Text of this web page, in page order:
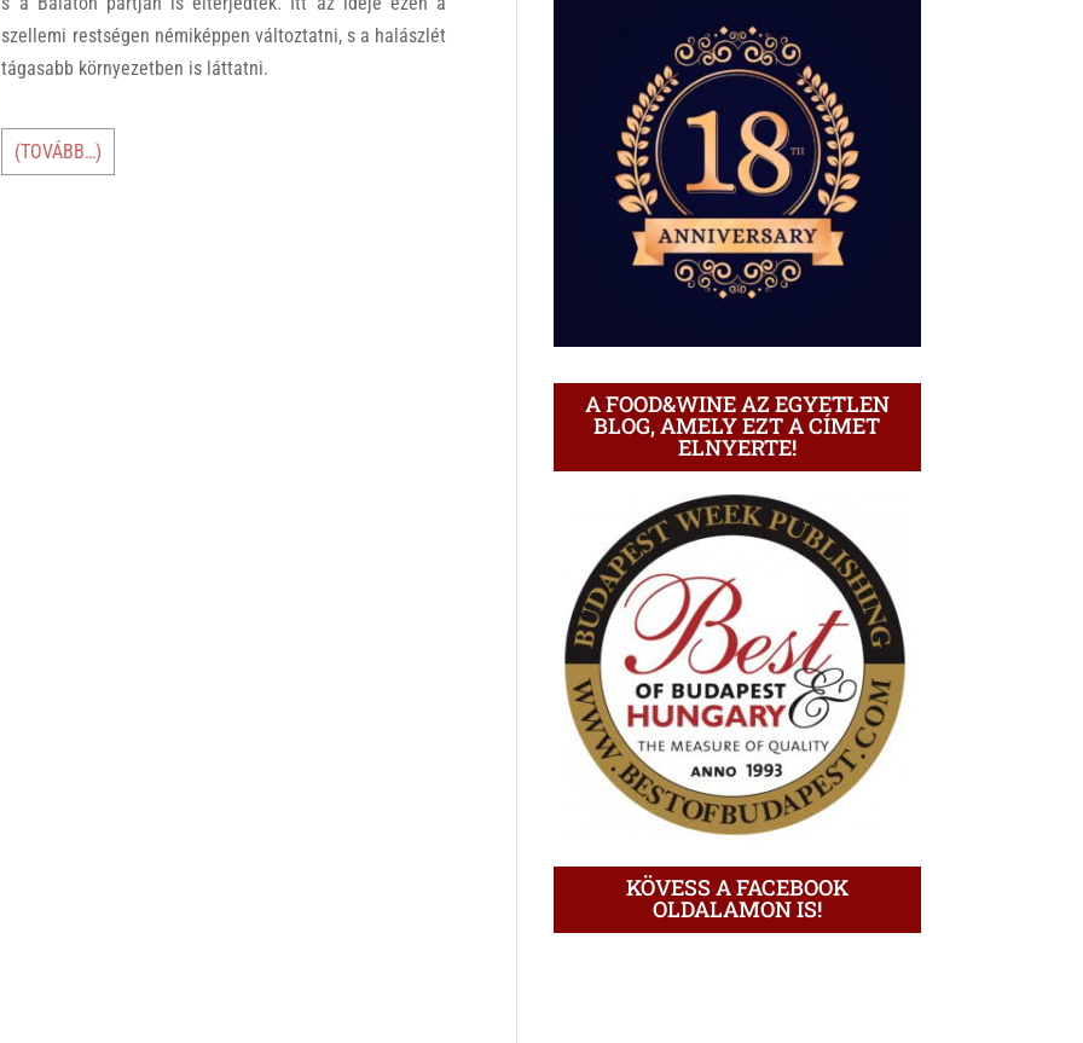
szellemi restségen némiképpen változtatni, s a halászlét
tágasabb környezetben is láttatni.
(TOVÁBB…)
A FOOD&WINE AZ EGYETLEN
BLOG, AMELY EZT A CÍMET
ELNYERTE!
KÖVESS A FACEBOOK
OLDALAMON IS!